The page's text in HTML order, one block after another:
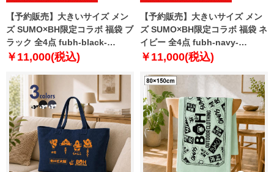
【予約販売】大きいサイズ メン
ズ SUMO×BH限定コラボ 福袋 ブ
ラック 全4点 fubh-black-
sumo999-b【10月下旬発送予
￥11,000(税込)
【予約販売】大きいサイズ メン
ズ SUMO×BH限定コラボ 福袋 ネ
イビー 全4点 fubh-navy-
sumo999-b【10月下旬発送予
￥11,000(税込)